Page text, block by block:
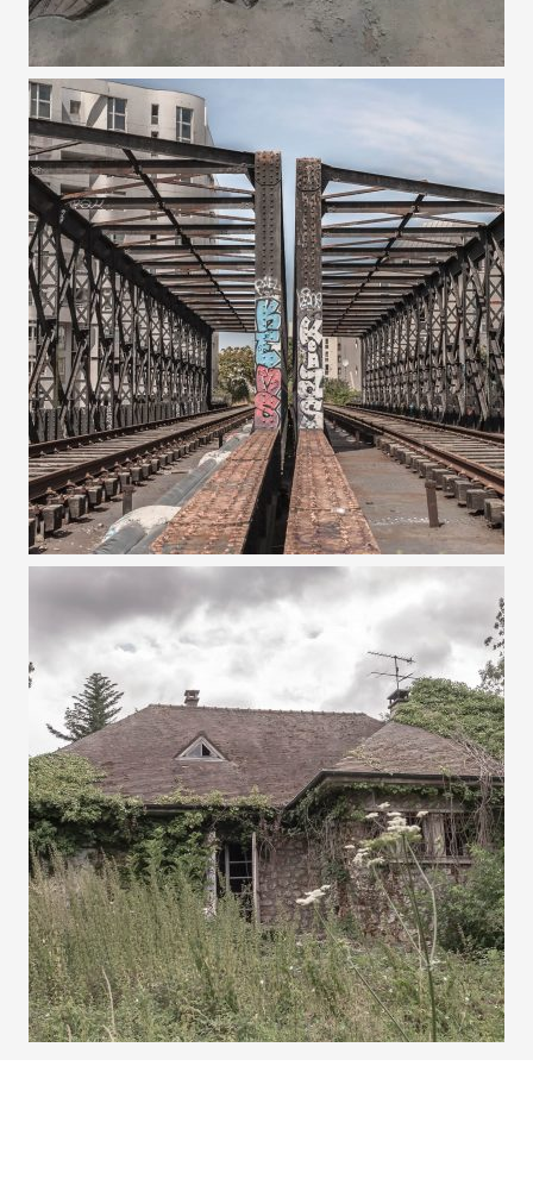
31 JUILLET 2022
30 JUILLET 2017